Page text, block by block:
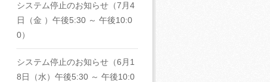
システム停止のお知らせ（7月4
日（金 ）午後5:30 ～ 午後10:0
0）
システム停止のお知らせ（6月1
8日（水）午後5:30 ～ 午後10:0